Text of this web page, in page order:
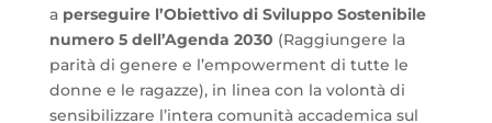
a perseguire l’Obiettivo di Sviluppo Sostenibile
numero 5 dell’Agenda 2030 (Raggiungere la
parità di genere e l’empowerment di tutte le
donne e le ragazze), in linea con la volontà di
sensibilizzare l’intera comunità accademica sul